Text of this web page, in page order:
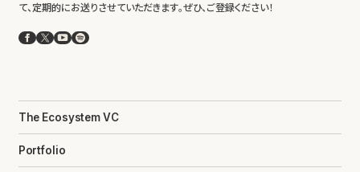
て、定期的にお送りさせていただきます。ぜひ、ご登録ください！
Facebook
X YouTube
Spotify
The Ecosystem VC
Portfolio